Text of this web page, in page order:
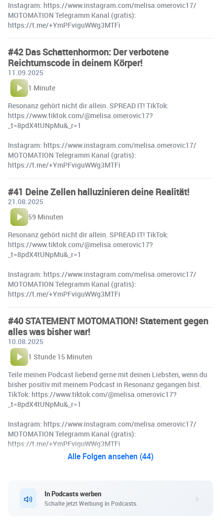
Instagram: https://www.instagram.com/melisa.omerovic17/
MOTOMATION Telegramm Kanal (gratis):
https://t.me/+YmPFviguWWg3MTFi
#42 Das Schattenhormon: Der verbotene
Reichtumscode in deinem Körper!
11.09.2025
1 Minute
Resonanz gehört nicht dir allein. SPREAD IT! TikTok:
https://www.tiktok.com/@melisa.omerovic17?
_t=8pdX4tUNpMu&_r=1
Instagram: https://www.instagram.com/melisa.omerovic17/
MOTOMATION Telegramm Kanal (gratis):
https://t.me/+YmPFviguWWg3MTFi
#41 Deine Zellen halluzinieren deine Realität!
21.08.2025
59 Minuten
Resonanz gehört nicht dir allein. SPREAD IT! TikTok:
https://www.tiktok.com/@melisa.omerovic17?
_t=8pdX4tUNpMu&_r=1
Instagram: https://www.instagram.com/melisa.omerovic17/
MOTOMATION Telegramm Kanal (gratis):
https://t.me/+YmPFviguWWg3MTFi
#40 STATEMENT MOTOMATION! Statement gegen
alles was bisher war!
10.08.2025
1 Stunde 15 Minuten
Teile meinen Podcast liebend gerne mit deinen Liebsten, wenn du
bisher positiv mit meinem Podcast in Resonanz gegangen bist.
TikTok: https://www.tiktok.com/@melisa.omerovic17?
_t=8pdX4tUNpMu&_r=1
Instagram: https://www.instagram.com/melisa.omerovic17/
MOTOMATION Telegramm Kanal (gratis):
https://t.me/+YmPFviguWWg3MTFi
Alle Folgen ansehen (44)
In Podcasts werben
Schalte jetzt Werbung in Podcasts.